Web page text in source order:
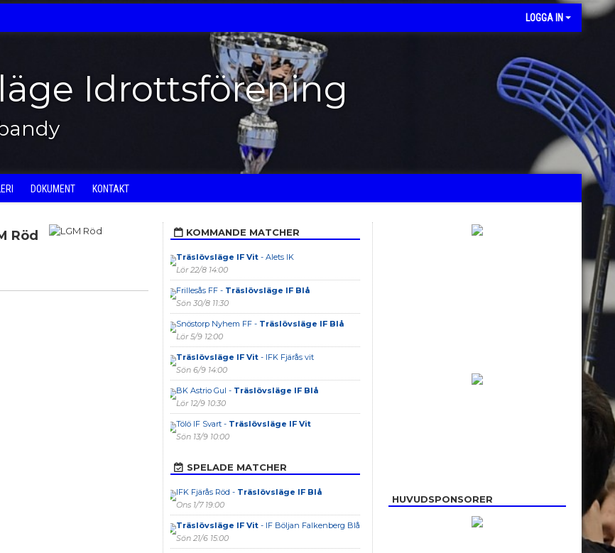
LOGGA IN
Idrottsförening
DOKUMENT KONTAKT
Röd KOMMANDE MATCHER
Träslövsläge IF Vit- Alets IK
Lör 22/8 14:00
Frillesås FF - Träslövsläge IF Blå
Sön 30/8 11:30
Snöstorp Nyhem FF - Träslövsläge IF Blå
Lör 5/9 12:00
Träslövsläge IF Vit- IFK Fjärås vit
Sön 6/9 14:00
BK Astrio Gul - Träslövsläge IF Blå
Lör 12/9 10:30
Tölö IF Svart - Träslövsläge IF Vit
Sön 13/9 10:00
SPELADE MATCHER
IFK Fjärås Röd - Träslövsläge IF Blå
Ons 1/7 19:00
Träslövsläge IF Vit- IF Böljan Falkenberg Blå
Sön 21/6 15:00
HUVUDSPONSORER